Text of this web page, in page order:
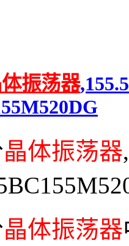
振荡器
晶体振荡器
晶体振荡器